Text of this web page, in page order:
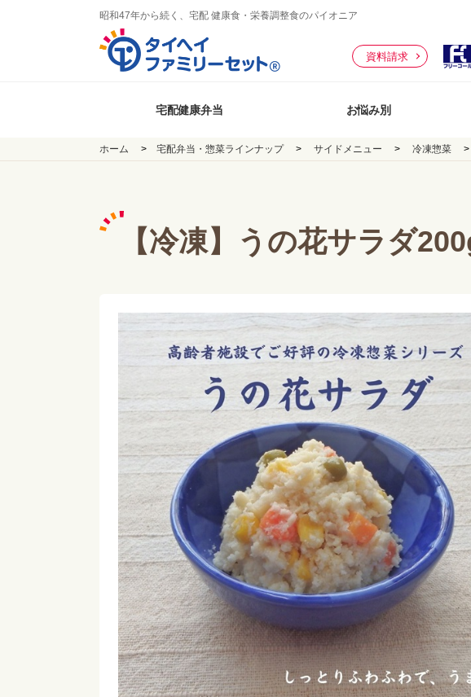
昭和47年から続く、宅配 健康食・栄養調整食のパイオニア
資料請求
宅配健康弁当 お悩み別
ホーム 宅配弁当・惣菜ラインナップ サイドメニュー 冷凍惣菜
【冷凍】うの花サラダ